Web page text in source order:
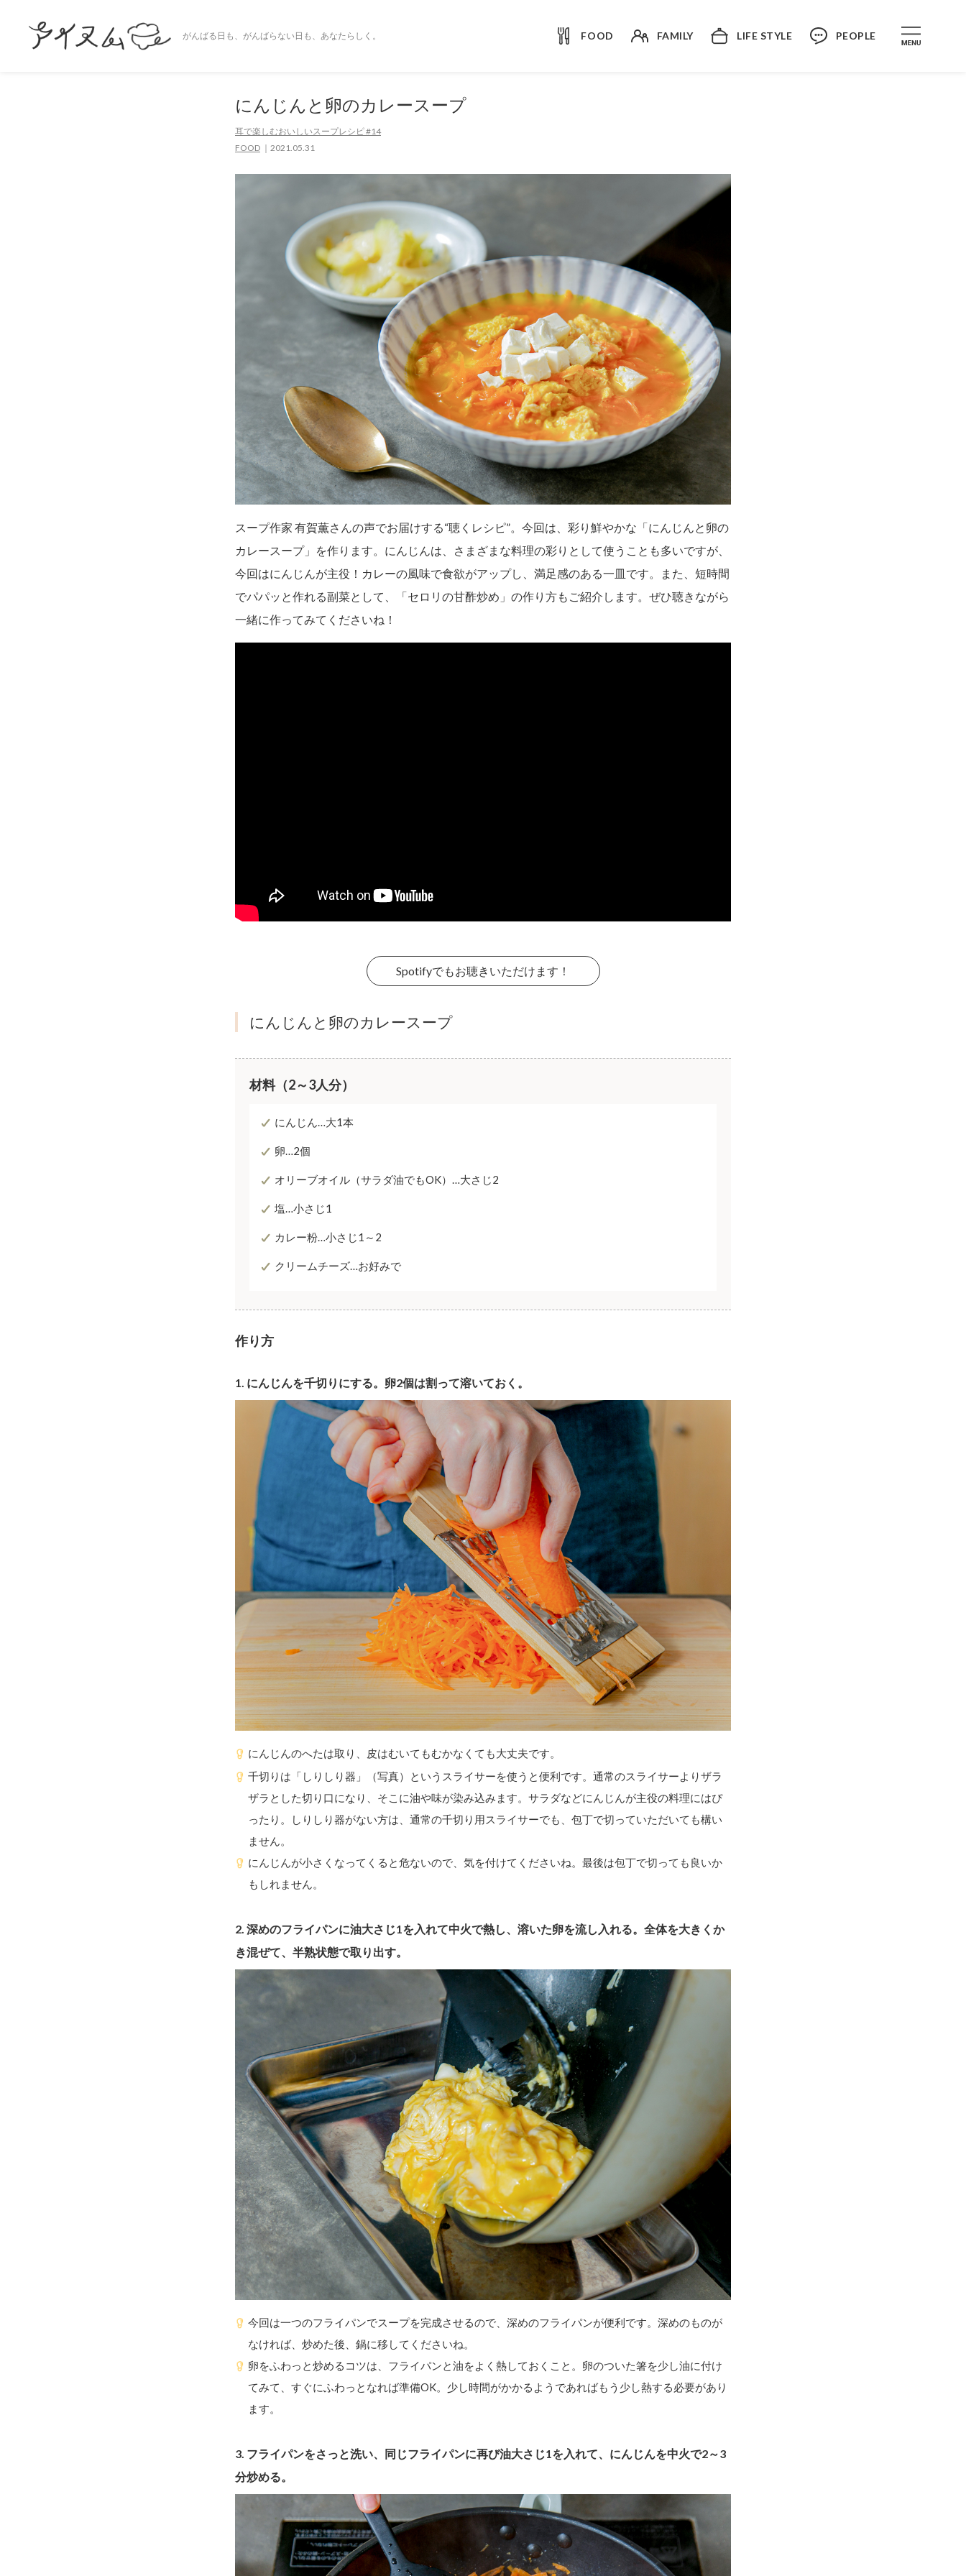
がんばる日も、がんばらない日も、あなたらしく。 FOOD FAMILY LIFE STYLE PEOPLE
にんじんと卵のカレースープ
耳で楽しむおいしいスープレシピ #14
FOOD
2021.05.31
スープ作家 有賀薫さんの声でお届けする“聴くレシピ”。今回は、彩り鮮やかな「にんじんと卵の
カレースープ」を作ります。にんじんは、さまざまな料理の彩りとして使うことも多いですが、
今回はにんじんが主役！カレーの風味で食欲がアップし、満足感のある一皿です。また、短時間
でパパッと作れる副菜として、「セロリの甘酢炒め」の作り方もご紹介します。ぜひ聴きながら
一緒に作ってみてくださいね！
Spotifyでもお聴きいただけます！
にんじんと卵のカレースープ
材料（2～3人分）
にんじん…大1本
卵…2個
オリーブオイル（サラダ油でもOK）…大さじ2
塩…小さじ1
カレー粉…小さじ1～2
クリームチーズ…お好みで
作り方
1. にんじんを千切りにする。卵2個は割って溶いておく。
にんじんのへたは取り、皮はむいてもむかなくても大丈夫です。
千切りは「しりしり器」（写真）というスライサーを使うと便利です。通常のスライサーよりザラ
ザラとした切り口になり、そこに油や味が染み込みます。サラダなどにんじんが主役の料理にはぴ
ったり。しりしり器がない方は、通常の千切り用スライサーでも、包丁で切っていただいても構い
ません。
にんじんが小さくなってくると危ないので、気を付けてくださいね。最後は包丁で切っても良いか
もしれません。
2. 深めのフライパンに油大さじ1を入れて中火で熱し、溶いた卵を流し入れる。全体を大きくか
き混ぜて、半熟状態で取り出す。
今回は一つのフライパンでスープを完成させるので、深めのフライパンが便利です。深めのものが
なければ、炒めた後、鍋に移してくださいね。
卵をふわっと炒めるコツは、フライパンと油をよく熱しておくこと。卵のついた箸を少し油に付け
てみて、すぐにふわっとなれば準備OK。少し時間がかかるようであればもう少し熱する必要があり
ます。
3. フライパンをさっと洗い、同じフライパンに再び油大さじ1を入れて、にんじんを中火で2～3
分炒める。